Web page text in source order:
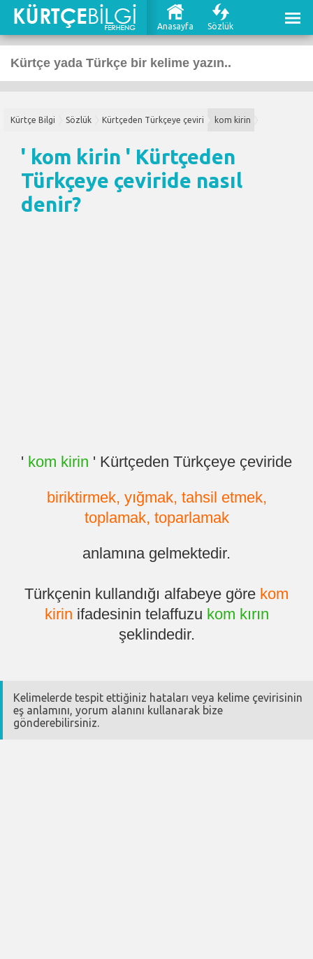
Anasayfa Sözlük
Kürtçe Bilgi Sözlük Kürtçeden Türkçeye çeviri kom kirin
' kom kirin ' Kürtçeden
Türkçeye çeviride nasıl
denir?
' kom kirin ' Kürtçeden Türkçeye çeviride
biriktirmek, yığmak, tahsil etmek,
toplamak, toparlamak
anlamına gelmektedir.
Türkçenin kullandığı alfabeye göre kom
kirin ifadesinin telaffuzu kom kırın
şeklindedir.
Kelimelerde tespit ettiğiniz hataları veya kelime çevirisinin
eş anlamını, yorum alanını kullanarak bize
gönderebilirsiniz.